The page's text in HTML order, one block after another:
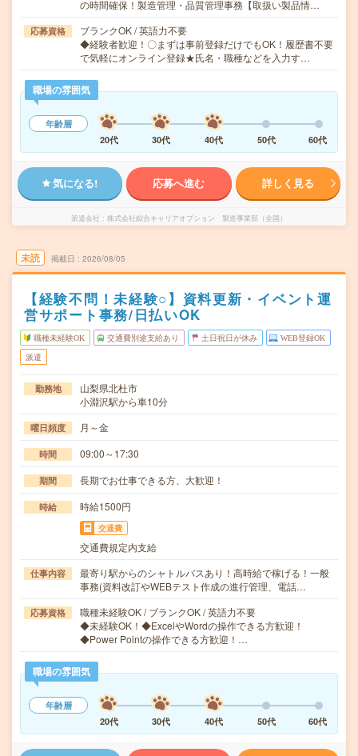
の時間確保！製造管理・品質管理事務【取扱い製品情…
応募資格
ブランクOK / 英語力不要
◆経験者歓迎！〇まずは事前登録だけでもOK！履歴書不要
で気軽にオンライン登録★氏名・職種などを入力す…
職場の雰囲気
年齢層
20代
30代 40代 50代 60代
気になる! 応募へ進む 詳しく見る
派遣会社 株式会社綜合キャリアオプション 製造事業部（全国）
未読 掲載日 2026/08/05
【経験不問！未経験○】資料更新・イベント運
営サポート事務/日払いOK
職種未経験OK 交通費別途支給あり 土日祝日が休み WEB登録OK
派遣
勤務地
山梨県北杜市
小淵沢駅から車10分
曜日頻度 月～金
時間 09:00～17:30
期間 長期でお仕事できる方、大歓迎！
時給 時給1500円
交通費
交通費規定内支給
仕事内容
最寄り駅からのシャトルバスあり！高時給で稼げる！一般
事務(資料改訂やWEBテスト作成の進行管理、電話…
応募資格
職種未経験OK / ブランクOK / 英語力不要
◆未経験OK！◆ExcelやWordの操作できる方歓迎！
◆Power Pointの操作できる方歓迎！…
職場の雰囲気
年齢層
20代
30代 40代 50代 60代